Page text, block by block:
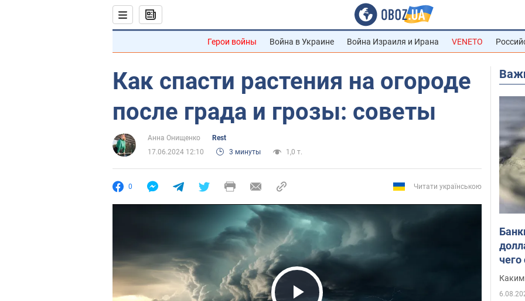
Герои войны Война в Украине Война Израиля и Ирана VENETO
Как спасти растения на огороде
после града и грозы: советы
Анна Онищенко
Rest
17.06.2024 12:10
3 минуты 1,0 т.
0 Читати українською
Каким